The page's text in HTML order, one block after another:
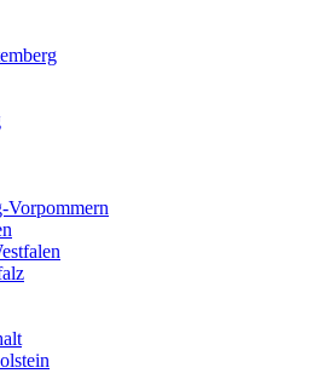
Vorpommern